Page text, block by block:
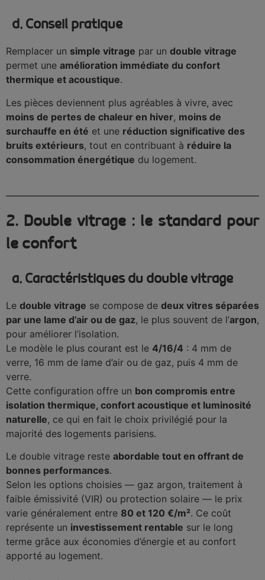
d. Conseil pratique
Remplacer un simple vitrage par un double vitrage
permet une amélioration immédiate du confort
thermique et acoustique.
Les pièces deviennent plus agréables à vivre, avec
moins de pertes de chaleur en hiver, moins de
surchauffe en été et une réduction significative des
bruits extérieurs, tout en contribuant à réduire la
consommation énergétique du logement.
2. Double vitrage : le standard pour
le confort
a. Caractéristiques du double vitrage
Le double vitrage se compose de deux vitres séparées
par une lame d’air ou de gaz, le plus souvent de l’argon,
pour améliorer l’isolation.
Le modèle le plus courant est le 4/16/4 : 4 mm de
verre, 16 mm de lame d’air ou de gaz, puis 4 mm de
verre.
Cette configuration offre un bon compromis entre
isolation thermique, confort acoustique et luminosité
naturelle, ce qui en fait le choix privilégié pour la
majorité des logements parisiens.
Le double vitrage reste abordable tout en offrant de
bonnes performances.
Selon les options choisies — gaz argon, traitement à
faible émissivité (VIR) ou protection solaire — le prix
varie généralement entre 80 et 120 €/m². Ce coût
représente un investissement rentable sur le long
terme grâce aux économies d’énergie et au confort
apporté au logement.